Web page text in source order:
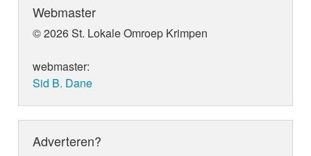
Webmaster
© 2026 St. Lokale Omroep Krimpen
webmaster:
Sid B. Dane
Adverteren?